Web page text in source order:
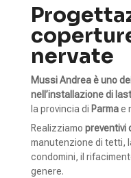
nervate
Mussi Andrea è uno
nell’installazione di
la provincia di Parma e
Realizziamo preventivi
manutenzione di tetti,
condomini, il
genere.